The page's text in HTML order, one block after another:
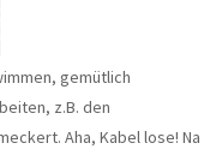
gemütlich
z.B. den
Aha, Kabel lose! Na